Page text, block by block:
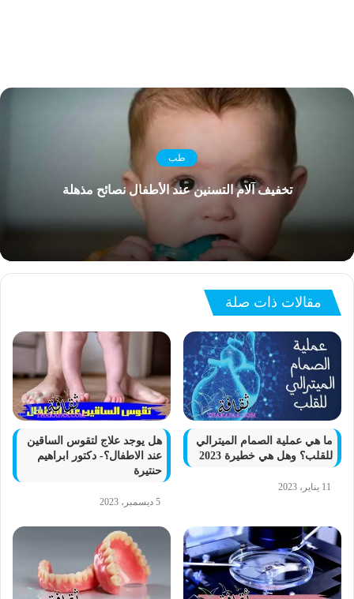
طب
تخفيف آلام التسنين عند الأطفال نصائح مذهلة
مقالات ذات صلة
ما هي عملية الصمام الميترالي
للقلب؟ وهل هي خطيرة 2023
11 يناير، 2023
هل يوجد علاج لتقوس الساقين
عند الاطفال؟- دكتور ابراهيم
حنتيرة
5 ديسمبر، 2023